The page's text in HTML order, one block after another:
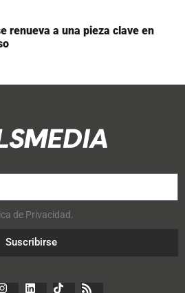
renueva a una pieza clave en
de Privacidad.
Suscribirse